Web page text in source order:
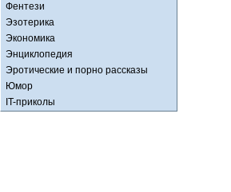
Фентези
Эзотерика
Экономика
Энциклопедия
Эротические и порно рассказы
Юмор
IT-приколы